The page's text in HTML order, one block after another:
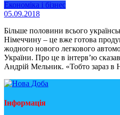
Економіка і бізнес
05.09.2018
Більше половини всього
Німеччину – це вже готова
жодного нового легкового
України. Про це в інтерв’ю
Андрій Мельник. «Тобто зараз в
Інформація